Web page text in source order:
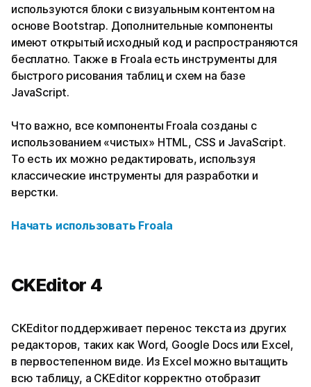
используются блоки с визуальным контентом на
основе Bootstrap. Дополнительные компоненты
имеют открытый исходный код и распространяются
бесплатно. Также в Froala есть инструменты для
быстрого рисования таблиц и схем на базе
JavaScript.
Что важно, все компоненты Froala созданы с
использованием «чистых» HTML, CSS и JavaScript.
То есть их можно редактировать, используя
классические инструменты для разработки и
верстки.
Начать использовать Froala
CKEditor 4
CKEditor поддерживает перенос текста из других
редакторов, таких как Word, Google Docs или Excel,
в первостепенном виде. Из Excel можно вытащить
всю таблицу, а CKEditor корректно отобразит